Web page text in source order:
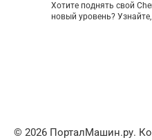
Хотите поднять свой
новый уровень?
© 2026 ПорталМашин.ру.